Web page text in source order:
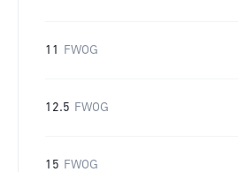
11 FWOG
12.5 FWOG
15 FWOG